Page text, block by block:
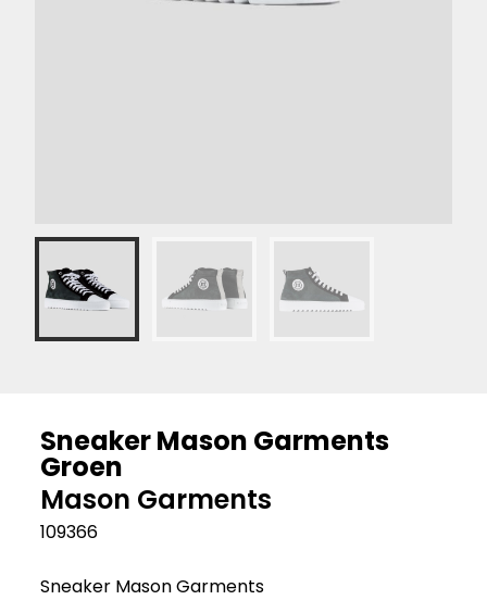
Sneaker Mason Garments
Groen
Mason Garments
109366
Sneaker Mason Garments